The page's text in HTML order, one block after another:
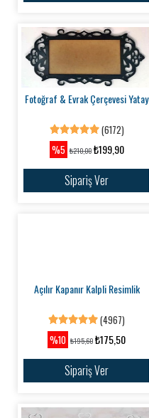
Fotoğraf & Evrak Çerçevesi Yatay
(6172)
%5 ₺210,00₺199,90
Sipariş Ver
Açılır Kapanır Kalpli Resimlik
(4967)
%10 ₺195,60 ₺175,50
Sipariş Ver